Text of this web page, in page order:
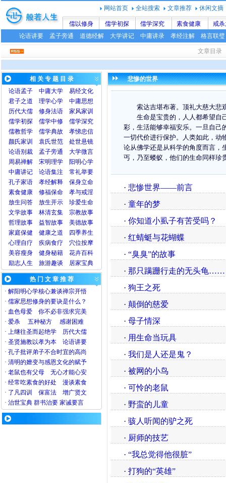
网站首页 全站搜索 文章推荐 休闲文摘
儒以修身 儒学初探 儒学深究 素食健康
戒
论语讲要
孟子旁通 道德经解 大学讲记 中庸讲录 孝经注解 格言联璧
文章目
相 关 专 题 目 录
论语孟子 中庸大学
易经文化
君子之道
理学心学
中庸思想
历代大儒
修身法语
家风家训
儒学初探
儒学中修
儒学深究
儒教哲学
儒学典故
孝悌忠信
颜氏家训
袁氏世范
处世悬镜
论语别裁
孟子旁通
大学微言
周易禅解
宋明理学
阳明心学
中庸讲记
论语集注
常礼举要
孔子家语
孝经解释
保身立命
素食健康
修福保命
孝与戒淫
放生问答
放生开示
珍爱生命
文学故事
林清玄集
宗教故事
哲理故事
益智故事
美德故事
家庭保健
健康之道
四季养生
心理自疗 疾病食疗 穴位按摩
美容瘦身 健身秘籍 花卉百科
励志人生
旅游趣谈 居家宝典
热 门 文 章 推 荐
· 解阳明心学核心兼谈禅宗开悟
· 儒家思想修身的要诀是什么？
· 血色母爱
你不必非强求完美
· 爱杀 五种秘方
感谢困难
· 上继往圣而起绝学
历代大儒
· 圣贤施教以孝为本
论语讲要
· 孔子批评弟子不合时宜的高尚
· 清明的嬗变与感恩文化的赋予
· 老鼠也有父母
无心才能心安
· 经常吃素食的好处
漫谈素食
· 了凡四训 保富法
增广贤文
· 治世宝典 群书治要 家诫要言
悲惨的世界
索达吉堪布著。顶礼大慈大悲
生命是宝贵的，人人都希望自
彩，生活能够幸福安乐。一旦自己
一切代价进行保护。人类如此，动
论从佛学还是从科学的角度而言，
丐，乃至蝼蚁，他们的生命同样珍
· 悲惨世界——前言
· 童年的梦
· 你知道小虱子有苦受吗？
· 红蜻蜓与花蝴蝶
· “臭臭”的故事
· 那只蹒跚行走的无头龟……
· 狗王之死
· 颠倒的慈爱
· 母子情深
· 用生命当玩具
· 我们是人还是鬼？
· 被网的小鸟
· 可怜的老鼠
· 野蛮的儿童
· 骇人听闻的驴之死
· 厨师的技艺
· “我总觉得他很脏”
· 打狗的“英雄”